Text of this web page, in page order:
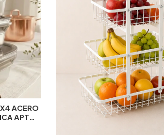
ACERO
APTO